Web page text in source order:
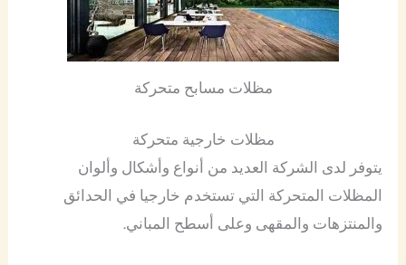
مظلات مسابح متحركة
مظلات خارجية متحركة
يتوفر لدى الشركة العديد من أنواع وأشكال وألوان
المظلات المتحركة التي تستخدم خارجيا في الحدائق
والمنتزهات والمقهى وعلى أسطح المباني.